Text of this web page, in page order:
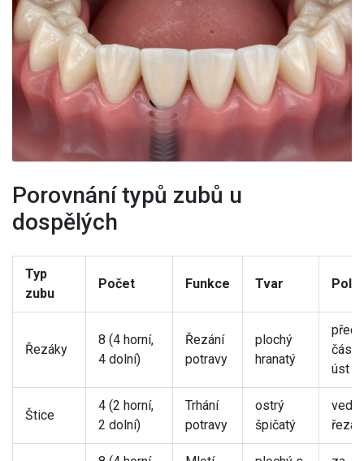
Porovnání typů zubů u
dospělých
Typ
zubu
Počet Funkce Tvar
Řezáky
8 (4 horní,
4 dolní)
Řezání
potravy
plochý
hranatý
část
úst
Štice
4 (2 horní,
2 dolní)
Trhání
potravy
ostrý
špičatý
vedle